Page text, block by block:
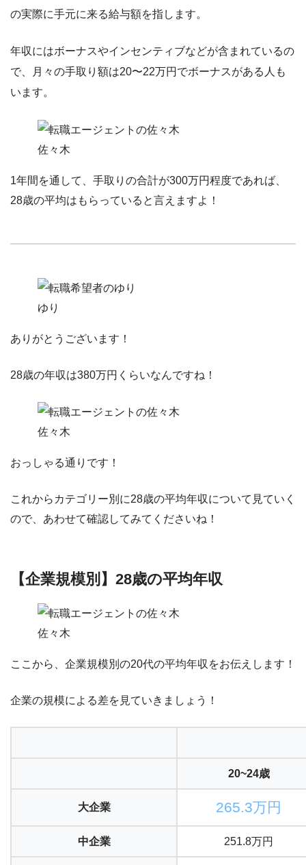
の実際に手元に来る給与額を指します。
年収にはボーナスやインセンティブなどが含まれているの
で、
月々の手取り額は20〜22万円でボーナスがある人も
います。
佐々木
1年間を通して、手取りの合計が300万円程度であれば、
28歳の平均はもらっていると言えますよ！
ゆり
ありがとうございます！
28歳の年収は380万円くらいなんですね！
佐々木
おっしゃる通りです！
これからカテゴリー別に28歳の平均年収について見ていく
ので、あわせて確認してみてくださいね！
【企業規模別】28歳の平均年収
佐々木
ここから、 企業規模別の20代の平均年収 をお伝えします！
企業の規模による差を見ていきましょう！
20~24歳
大企業 265.3万円
中企業 251.8万円